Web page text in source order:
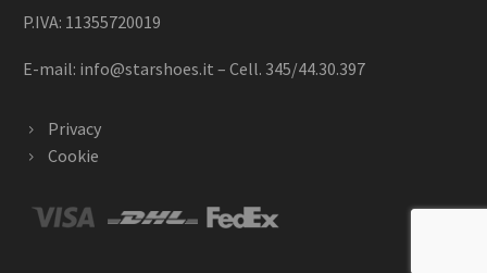
P.IVA: 11355720019
E-mail: info@starshoes.it – Cell. 345/44.30.397
Privacy
Cookie